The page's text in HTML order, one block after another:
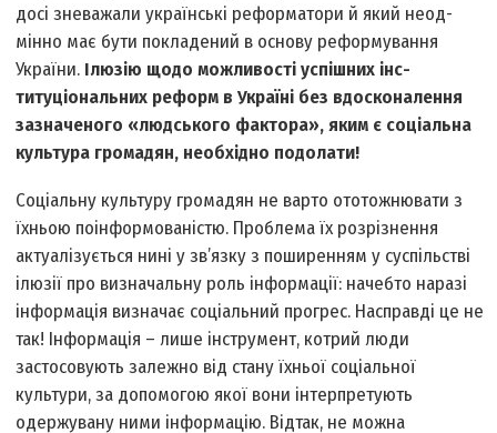
досі зневажали українські реформатори й який неод­
мінно має бути покладений в основу реформування
України. Ілюзію щодо можливості успішних інс­
титуціональних реформ в Україні без вдосконалення
зазначеного «людського фактора», яким є соціальна
культура громадян, необхідно подолати!
Соціальну культуру громадян не варто ототожнювати з
їхньою поінформованістю. Проблема їх розрізнення
актуалізується нині у зв’язку з поширенням у суспільстві
ілюзії про визначальну роль інформації: начебто наразі
інформація визначає соціальний прогрес. Насправді це не
так! Інформація – лише інструмент, котрий люди
застосовують залежно від стану їхньої соціальної
культури, за допомогою якої вони інтерпретують
одержувану ними інформацію. Відтак, не можна